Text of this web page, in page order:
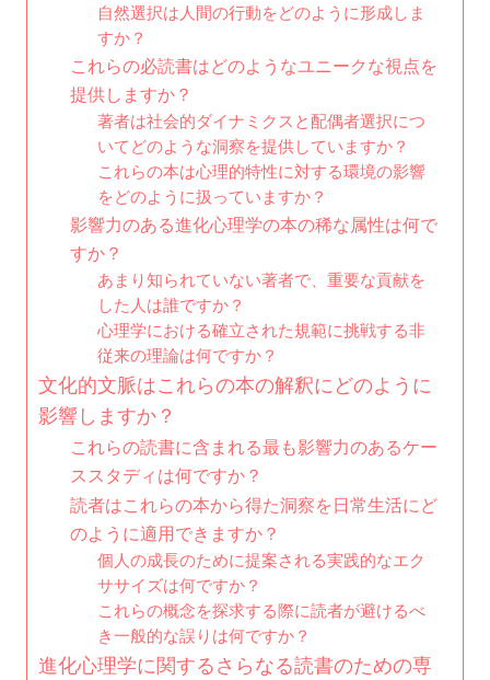
自然選択は人間の行動をどのように形成しま
すか？
これらの必読書はどのようなユニークな視点を
提供しますか？
著者は社会的ダイナミクスと配偶者選択につ
いてどのような洞察を提供していますか？
これらの本は心理的特性に対する環境の影響
をどのように扱っていますか？
影響力のある進化心理学の本の稀な属性は何で
すか？
あまり知られていない著者で、重要な貢献を
した人は誰ですか？
心理学における確立された規範に挑戦する非
従来の理論は何ですか？
文化的文脈はこれらの本の解釈にどのように
影響しますか？
これらの読書に含まれる最も影響力のあるケー
ススタディは何ですか？
読者はこれらの本から得た洞察を日常生活にど
のように適用できますか？
個人の成長のために提案される実践的なエク
ササイズは何ですか？
これらの概念を探求する際に読者が避けるべ
き一般的な誤りは何ですか？
進化心理学に関するさらなる読書のための専